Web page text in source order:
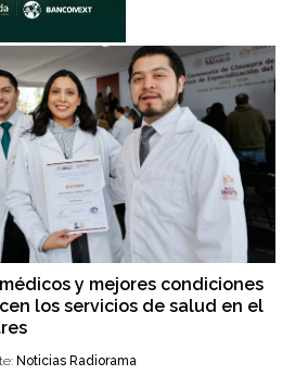
y mejores condiciones
los servicios de salud en el
Noticias Radiorama